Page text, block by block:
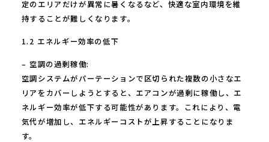
定のエリアだけが異常に暑くなるなど、快適な室内環境を維
持することが難しくなります。
1.2 エネルギー効率の低下
– 空調の過剰稼働:
空調システムがパーテーションで区切られた複数の小さなエ
リアをカバーしようとすると、エアコンが過剰に稼働し、エ
ネルギー効率が低下する可能性があります。これにより、電
気代が増加し、エネルギーコストが上昇することになりま
す。